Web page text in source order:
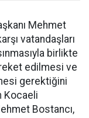
Mehmet
vatandaşları
birlikte
edilmesi ve
gerektiğini
Kocaeli
Bostancı,